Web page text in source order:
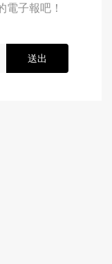
電子報吧！
送出